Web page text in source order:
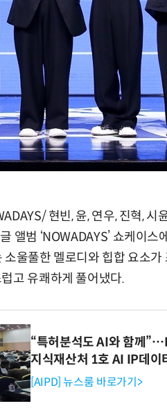
현빈, 윤, 연우, 진혁,
앨범 ‘NOWADAYS’ 쇼케이스
소울풀한 멜로디와 힙합 요소
고 유쾌하게 풀어냈다.
“특허분석도 AI와 함께
지식재산처 1호 AI IP데이
[AIPD] 뉴스룸 바로가기>